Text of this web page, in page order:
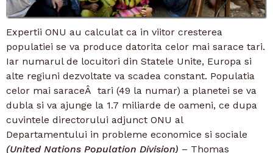
Expertii ONU au calculat ca in viitor cresterea
populatiei se va produce datorita celor mai sarace tari.
Iar numarul de locuitori din Statele Unite, Europa si
alte regiuni dezvoltate va scadea constant. Populatia
celor mai saraceÂ tari (49 la numar) a planetei se va
dubla si va ajunge la 1.7 miliarde de oameni, ce dupa
cuvintele directorului adjunct ONU al
Departamentului in probleme economice si sociale
(United Nations Population Division) – Thomas